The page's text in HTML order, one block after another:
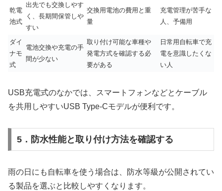
乾電
池式
出先でも交換しやす
く、長期間保管しや
すい
交換用電池の費用と重
量
充電管理が苦手な
人、予備用
ダイ
ナモ
式
電池交換や充電の手
間が少ない
取り付け可能な車種や
発電方式を確認する必
要がある
日常用自転車で充
電を意識したくな
い人
USB充電式のなかでは、スマートフォンなどとケーブル
を共用しやすいUSB Type-Cモデルが便利です。
5．防水性能と取り付け方法を確認する
雨の日にも自転車を使う場合は、防水等級が公開されてい
る製品を選ぶと比較しやすくなります。